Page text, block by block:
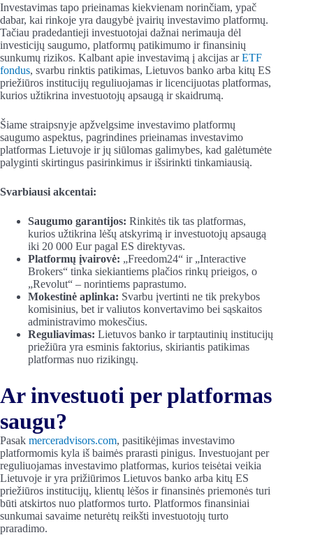
Investavimas tapo prieinamas kiekvienam norinčiam, ypač
dabar, kai rinkoje yra daugybė įvairių investavimo platformų.
Tačiau pradedantieji investuotojai dažnai nerimauja dėl
investicijų saugumo, platformų patikimumo ir finansinių
sunkumų rizikos. Kalbant apie investavimą į akcijas arETF
fondus, svarbu rinktis patikimas, Lietuvos banko arba kitų ES
priežiūros institucijų reguliuojamas ir licencijuotas platformas,
kurios užtikrina investuotojų apsaugą ir skaidrumą.
Šiame straipsnyje apžvelgsime investavimo platformų
saugumo aspektus, pagrindines prieinamas investavimo
platformas Lietuvoje ir jų siūlomas galimybes, kad galėtumėte
palyginti skirtingus pasirinkimus ir išsirinkti tinkamiausią.
Svarbiausi akcentai:
Saugumo garantijos: Rinkitės tik tas platformas,
kurios užtikrina lėšų atskyrimą ir investuotojų apsaugą
iki 20 000 Eur pagal ES direktyvas.
Platformų įvairovė: „Freedom24“ ir „Interactive
Brokers“ tinka siekiantiems plačios rinkų prieigos, o
„Revolut“ – norintiems paprastumo.
Mokestinė aplinka: Svarbu įvertinti ne tik prekybos
komisinius, bet ir valiutos konvertavimo bei sąskaitos
administravimo mokesčius.
Reguliavimas: Lietuvos banko ir tarptautinių institucijų
priežiūra yra esminis faktorius, skiriantis patikimas
platformas nuo rizikingų.
Ar investuoti per platformas
saugu?
Pasak merceradvisors.com, pasitikėjimas investavimo
platformomis kyla iš baimės prarasti pinigus. Investuojant per
reguliuojamas investavimo platformas, kurios teisėtai veikia
Lietuvoje ir yra prižiūrimos Lietuvos banko arba kitų ES
priežiūros institucijų, klientų lėšos ir finansinės priemonės turi
būti atskirtos nuo platformos turto. Platformos finansiniai
sunkumai savaime neturėtų reikšti investuotojų turto
praradimo.